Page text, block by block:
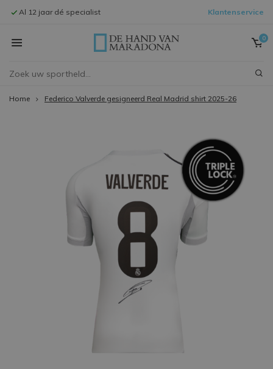
Al 12 jaar dé specialist Klantenservice
0
Home Federico Valverde gesigneerd Real Madrid shirt 2025-26